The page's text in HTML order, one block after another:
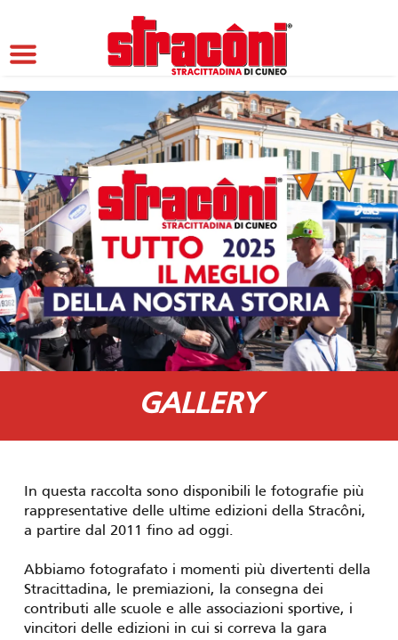
GALLERY
In questa raccolta sono disponibili le fotografie più
rappresentative delle ultime edizioni della Stracôni,
a partire dal 2011 fino ad oggi.
Abbiamo fotografato i momenti più divertenti della
Stracittadina, le premiazioni, la consegna dei
contributi alle scuole e alle associazioni sportive, i
vincitori delle edizioni in cui si correva la gara